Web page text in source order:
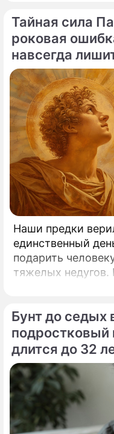
Потрепал за
Шура сравнил
певец
Тайная сила
роковая
навсегда
Наши предки
единственный
подарить
тяжелых недугов.
августа занимает
Бунт до седых
подростковый
длится до 32